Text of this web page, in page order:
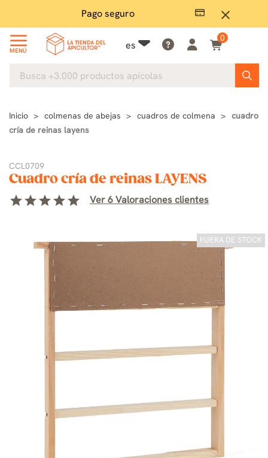
close
Pago seguro
MENÚ es
0
Inicio colmenas de abejas cuadros de colmena
cuadro
cría de reinas layens
CCL0709
Cuadro cría de reinas LAYENS
starstarstarstarstar Ver 6 Valoraciones clientes
FUERA DE STOCK